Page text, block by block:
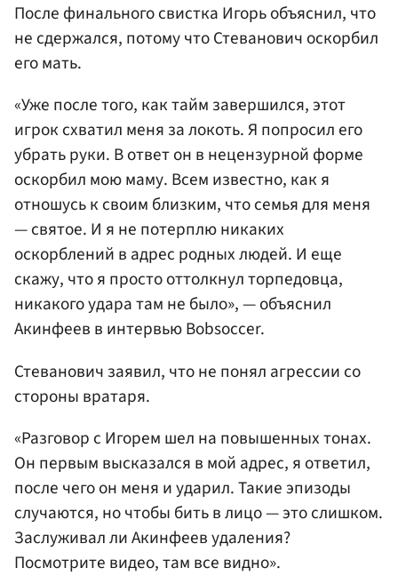
После финального свистка Игорь объяснил, что
не сдержался, потому что Стеванович оскорбил
его мать.
«Уже после того, как тайм завершился, этот
игрок схватил меня за локоть. Я попросил его
убрать руки. В ответ он в нецензурной форме
оскорбил мою маму. Всем известно, как я
отношусь к своим близким, что семья для меня
— святое. И я не потерплю никаких
оскорблений в адрес родных людей. И еще
скажу, что я просто оттолкнул торпедовца,
никакого удара там не было», — объяснил
Акинфеев в интервью Bobsoccer.
Стеванович заявил, что не понял агрессии со
стороны вратаря.
«Разговор с Игорем шел на повышенных тонах.
Он первым высказался в мой адрес, я ответил,
после чего он меня и ударил. Такие эпизоды
случаются, но чтобы бить в лицо — это слишком.
Заслуживал ли Акинфеев удаления?
Посмотрите видео, там все видно».